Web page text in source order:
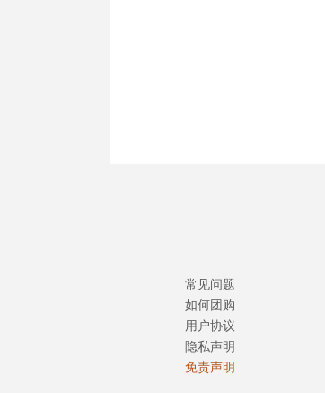
常见问题
如何团购
用户协议
隐私声明
免责声明